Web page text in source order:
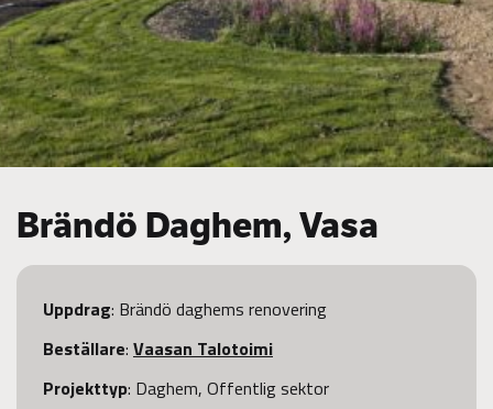
Brändö Daghem, Vasa
Uppdrag: Brändö daghems renovering
Beställare: Vaasan Talotoimi
Projekttyp: Daghem, Offentlig sektor